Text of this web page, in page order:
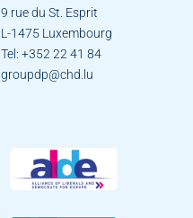
9 rue du St. Esprit
L-1475 Luxembourg
Tel: +352 22 41 84
groupdp@chd.lu